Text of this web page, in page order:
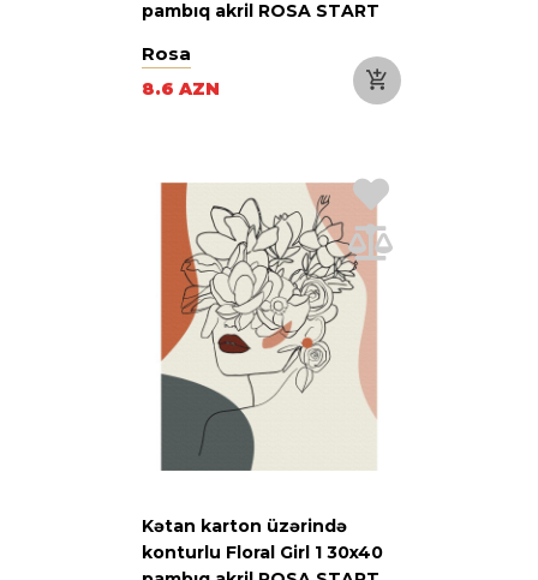
pambıq akril ROSA START
Rosa
8.6 AZN
Kətan karton üzərində
konturlu Floral Girl 1 30x40